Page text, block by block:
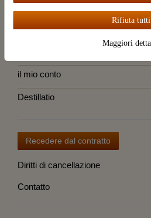
Marche
Servizio cliente
il mio conto
Destillatio
Recedere dal contratto
Diritti di cancellazione
Contatto
Rifiuta tutti
Maggiori